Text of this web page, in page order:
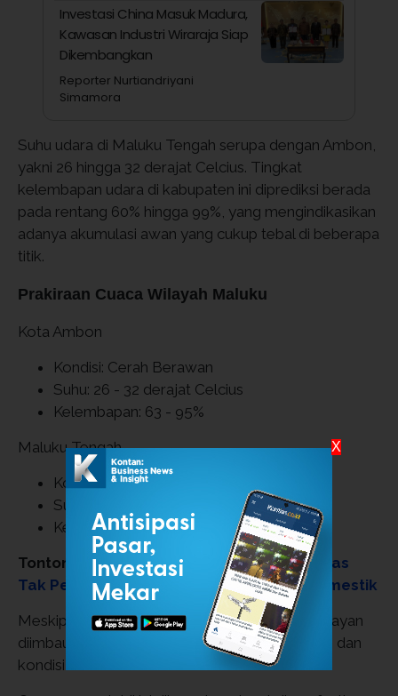
Investasi China Masuk Madura,
Kawasan Industri Wiraraja Siap
Dikembangkan
Reporter Nurtiandriyani
Simamora
Suhu udara di Maluku Tengah serupa dengan Ambon,
yakni 26 hingga 32 derajat Celcius. Tingkat
kelembapan udara di kabupaten ini diprediksi berada
pada rentang 60% hingga 99%, yang mengindikasikan
adanya akumulasi awan yang cukup tebal di beberapa
titik.
Prakiraan Cuaca Wilayah Maluku
Kota Ambon
Kondisi: Cerah Berawan
Suhu: 26 - 32 derajat Celcius
Kelembapan: 63 - 95%
Maluku Tengah
Kondisi: Berawan
Suhu: 26 - 32 derajat Celcius
Kelembapan: 60 - 99%
Tonton:
ANTM Tegaskan Kenaikan HPE Emas
Tak Pengaruhi Penjualan, Fokus Pasar Domestik
Meskipun cuaca diprediksi tidak hujan, para nelayan
diimbau untuk tetap memperhatikan arah angin dan
kondisi laut.
X